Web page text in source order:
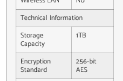
Technical Information
Storage
Capacity
1TB
Encryption
Standard
256-bit
AES